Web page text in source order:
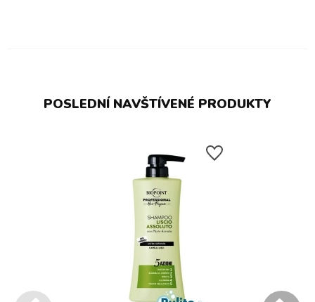
POSLEDNÍ NAVŠTÍVENÉ PRODUKTY